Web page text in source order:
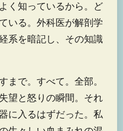
く知っているから。ど
いる。外科医が解剖学
系を暗記し、その知識
まで。すべて。全部。
望と怒りの瞬間。それ
に入るはずだった。私